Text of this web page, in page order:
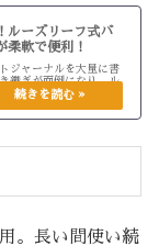
ルーズリーフ式バ
柔軟で便利！
ジャーナルを大量に書
継ぎが面倒になり、ル
のではないかと思い始
っていたルーズリー
。長い間使い続